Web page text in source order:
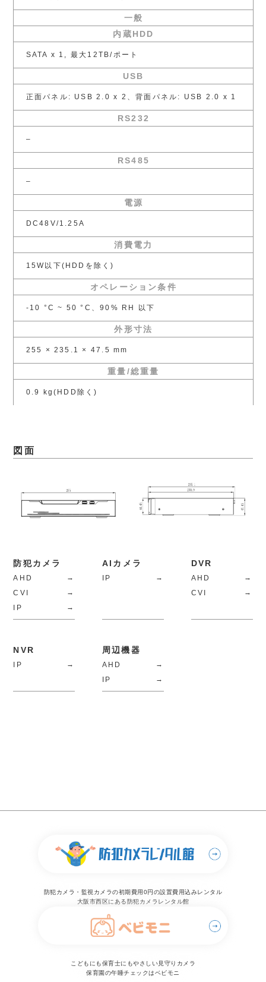
一般
内蔵HDD
SATA x 1, 最大12TB/ポート
USB
正面パネル: USB 2.0 x 2、背面パネル: USB 2.0 x 1
RS232
–
RS485
–
電源
DC48V/1.25A
消費電力
15W以下(HDDを除く)
オペレーション条件
-10 °C ~ 50 °C、90% RH 以下
外形寸法
255 × 235.1 × 47.5 mm
重量/総重量
0.9 kg(HDD除く)
図面
防犯カメラ
AHD
CVI
IP
AIカメラ
IP
DVR
AHD
CVI
NVR
IP
周辺機器
AHD
IP
防犯カメラ・監視カメラの初期費用0円の設置費用込みレンタル
大阪市西区にある防犯カメラレンタル館
こどもにも保育士にもやさしい見守りカメラ
保育園の午睡チェックはベビモニ